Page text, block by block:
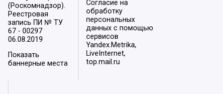
(Роскомнадзор).
Реестровая
запись ПИ № ТУ
67 - 00297
06.08.2019
Показать
баннерные места
Согласие на
обработку
персональных
данных с помощью
сервисов
Yandex.Metrika,
LiveInternet,
top.mail.ru